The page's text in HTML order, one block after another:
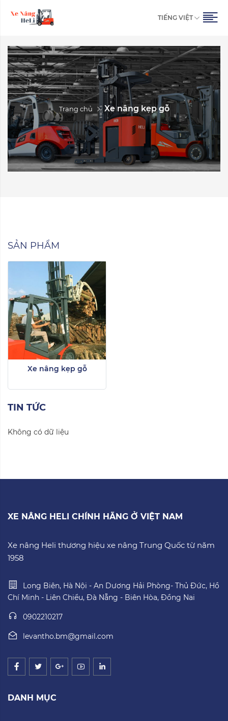
TIẾNG VIỆT
Trang chủ Xe nâng kẹp gỗ
SẢN PHẨM
Xe nâng kẹp gỗ
TIN TỨC
Không có dữ liệu
XE NÂNG HELI CHÍNH HÃNG Ở VIỆT NAM
Xe nâng Heli thương hiệu xe nâng Trung Quốc từ năm
1958
Long Biên, Hà Nội - An Dương Hải Phòng- Thủ Đức, Hồ
Chí Minh - Liên Chiểu, Đà Nẵng - Biên Hòa, Đồng Nai
0902210217
levantho.bm@gmail.com
DANH MỤC